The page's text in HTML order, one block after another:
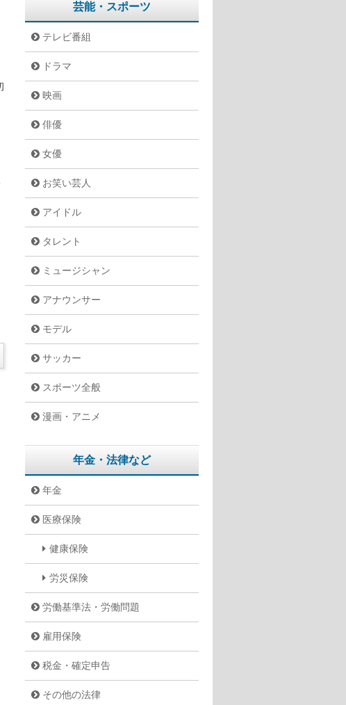
芸能・スポーツ
テレビ番組
ドラマ
映画
俳優
女優
お笑い芸人
アイドル
タレント
ミュージシャン
アナウンサー
モデル
サッカー
スポーツ全般
漫画・アニメ
年金・法律など
年金
医療保険
健康保険
労災保険
労働基準法・労働問題
雇用保険
税金・確定申告
その他の法律